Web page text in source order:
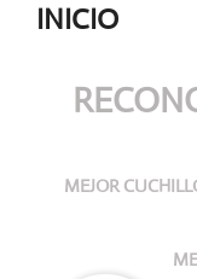
INICIO
MEJOR